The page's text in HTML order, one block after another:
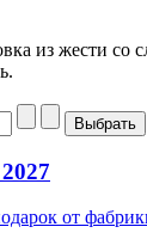
из жести со